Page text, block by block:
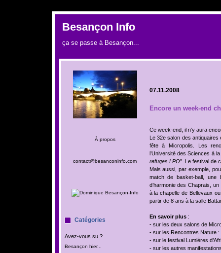
Besançon Info
ça se passe à Besançon...
À propos
contact@besanconinfo.com
Catégories
Avez-vous su ?
Besançon hier...
07.11.2008
Encore un week-end
Ce week-end, il n’y aura
Le 32e salon des
fête à Micropolis. Les
l’Université des Sciences à
refuges LPO”. Le festival de
Mais aussi, par exemple,
match de basket-ball,
d’harmonie des Chaprais,
à la chapelle de Bellevaux
partir de 8 ans à la salle
En savoir plus:
- sur les deux salons de
- sur les Rencontres Nature
- sur le festival Lumières
- sur les autres